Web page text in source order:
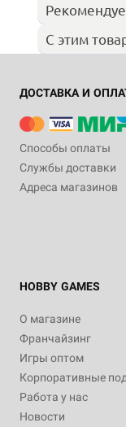
С этим
ДОСТАВКА И
Способы оплаты
Службы доставки
Адреса магазинов
HOBBY GAMES
О магазине
Франчайзинг
Игры оптом
Корпоративные
Работа у нас
Новости